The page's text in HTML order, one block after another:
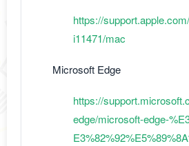
https://
i11471/mac
Microsoft Edge
https://
edge/microsoft-edge-